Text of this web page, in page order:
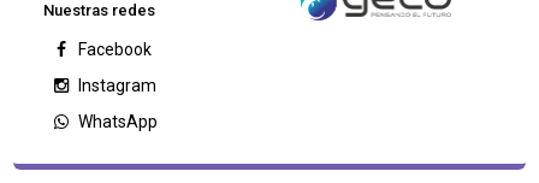
Nuestras redes
Facebook
Instagram
WhatsApp